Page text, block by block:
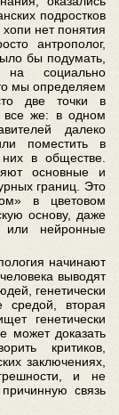
подростков
нет понятия
антрополог,
бы подумать,
социально
мы определяем
две точки в
все же: в одном
далеко
поместить в
в обществе.
основные и
границ. Это
в цветовом
основу, даже
или нейронные
начинают
выводят
генетически
средой, вторая
генетически
может доказать
критиков,
заключениях,
и не
связь